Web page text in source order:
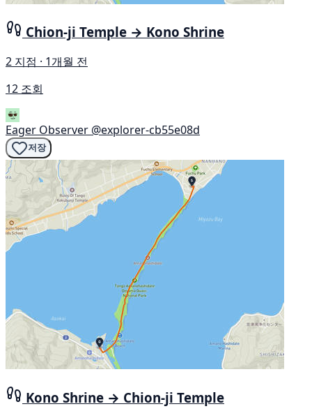
Chion-ji Temple → Kono Shrine
2 지점 · 1개월 전
12 조회
Eager Observer @explorer-cb55e08d
저장
Kono Shrine → Chion-ji Temple